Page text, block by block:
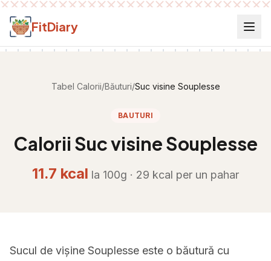
Salt la conținut
FitDiary
Tabel Calorii/Băuturi/Suc visine Souplesse
BAUTURI
Calorii Suc visine Souplesse
11.7 kcal la 100g · 29 kcal per un pahar
Sucul de vișine Souplesse este o băutură cu